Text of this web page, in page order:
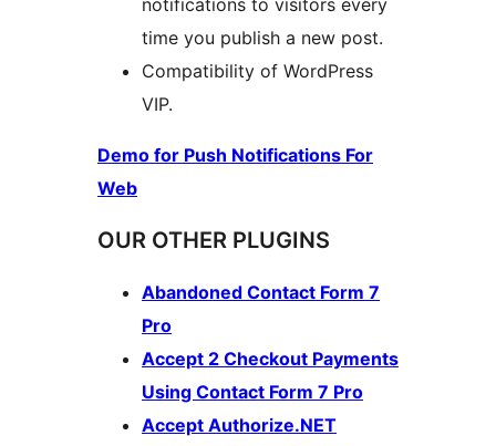
notifications to visitors every
time you publish a new post.
Compatibility of WordPress
VIP.
Demo for Push Notifications For
Web
OUR OTHER PLUGINS
Abandoned Contact Form 7
Pro
Accept 2 Checkout Payments
Using Contact Form 7 Pro
Accept Authorize.NET